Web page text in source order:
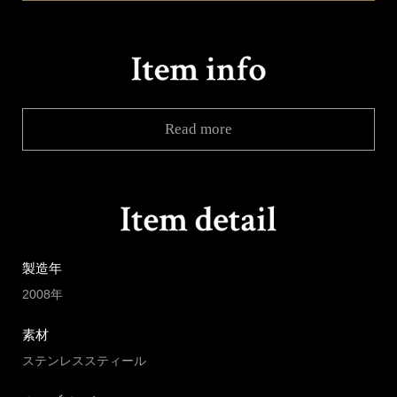
Read more
製造年
2008年
素材
ステンレススティール